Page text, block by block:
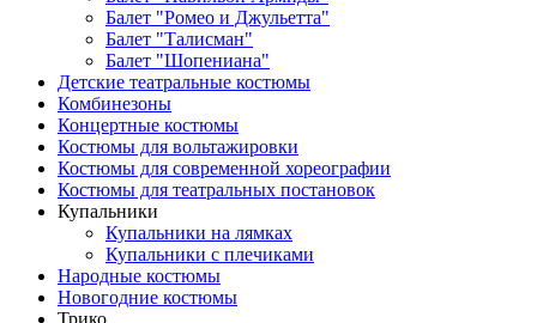
Балет "Ромео и Джульетта"
Балет "Талисман"
Балет "Шопениана"
Детские театральные костюмы
Комбинезоны
Концертные костюмы
Костюмы для вольтажировки
Костюмы для современной хореографии
Костюмы для театральных постановок
Купальники
Купальники на лямках
Купальники с плечиками
Народные костюмы
Новогодние костюмы